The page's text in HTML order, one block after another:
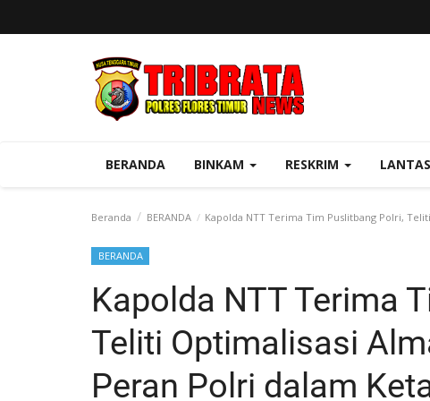
BERANDA BINKAM RESKRIM LANTAS
Beranda BERANDA Kapolda NTT Terima Tim Puslitbang Polri,
BERANDA
Kapolda NTT Terima
Teliti Optimalisasi
Peran Polri dalam